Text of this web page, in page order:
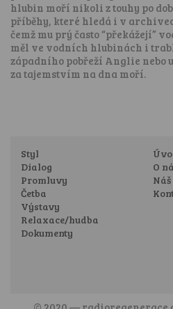
hlubin moří nikoli z touhy po
příběhy, které hledá i v
čemž mu prý často “překážejí”
měl ve vodních hlubinách i
západního pobřeží Anglie nebo
za tajemstvím na dna moří.
Styl
Dialog
Promluvy
Četba
Výstavy
Relaxace/hudba
Dokumenty
O